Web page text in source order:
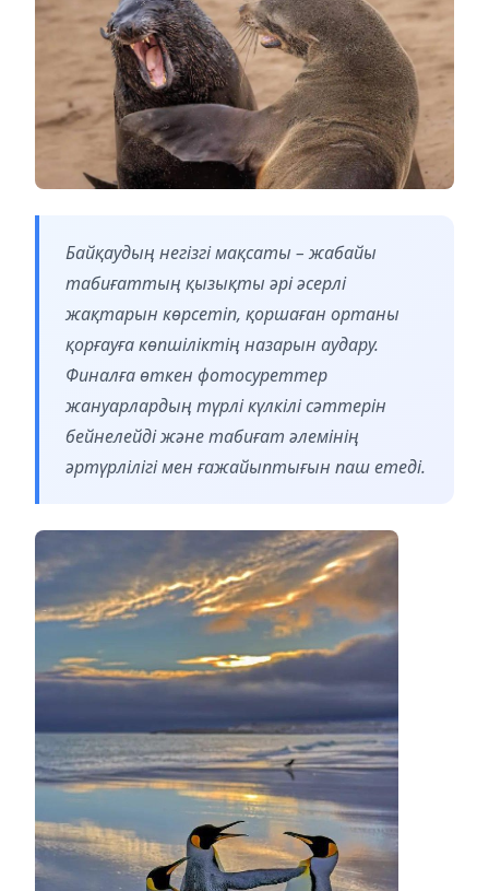
Байқаудың негізгі мақсаты – жабайы
табиғаттың қызықты әрі әсерлі
жақтарын көрсетіп, қоршаған ортаны
қорғауға көпшіліктің назарын аудару.
Финалға өткен фотосуреттер
жануарлардың түрлі күлкілі сәттерін
бейнелейді және табиғат әлемінің
әртүрлілігі мен ғажайыптығын паш етеді.